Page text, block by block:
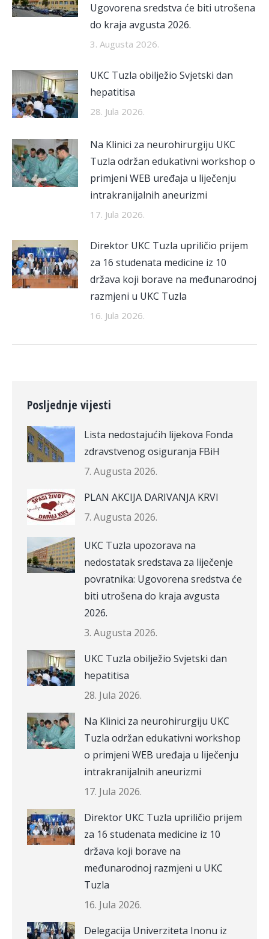
Ugovorena sredstva će biti utrošena
do kraja avgusta 2026.
3. Augusta 2026.
UKC Tuzla obilježio Svjetski dan
hepatitisa
28. Jula 2026.
Na Klinici za neurohirurgiju UKC
Tuzla održan edukativni workshop o
primjeni WEB uređaja u liječenju
intrakranijalnih aneurizmi
17. Jula 2026.
Direktor UKC Tuzla upriličio prijem
za 16 studenata medicine iz 10
država koji borave na međunarodnoj
razmjeni u UKC Tuzla
16. Jula 2026.
Posljednje vijesti
Lista nedostajućih lijekova Fonda
zdravstvenog osiguranja FBiH
7. Augusta 2026.
PLAN AKCIJA DARIVANJA KRVI
7. Augusta 2026.
UKC Tuzla upozorava na
nedostatak sredstava za liječenje
povratnika: Ugovorena sredstva će
biti utrošena do kraja avgusta
2026.
3. Augusta 2026.
UKC Tuzla obilježio Svjetski dan
hepatitisa
28. Jula 2026.
Na Klinici za neurohirurgiju UKC
Tuzla održan edukativni workshop
o primjeni WEB uređaja u liječenju
intrakranijalnih aneurizmi
17. Jula 2026.
Direktor UKC Tuzla upriličio prijem
za 16 studenata medicine iz 10
država koji borave na
međunarodnoj razmjeni u UKC
Tuzla
16. Jula 2026.
Delegacija Univerziteta Inonu iz